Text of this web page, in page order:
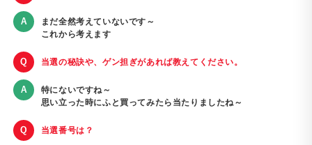
まだ全然考えていないです～
これから考えます
当選の秘訣や、ゲン担ぎがあれば教えてください。
特にないですね～
思い立った時にふと買ってみたら当たりましたね～
当選番号は？